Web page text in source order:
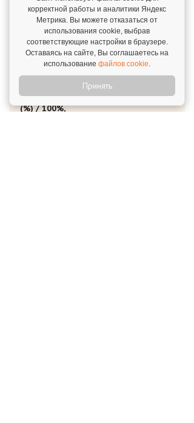
для понимания сути.
Основная формула расчета НДС выглядит
следующим образом:
⚠ Важно:
НДС = Налоговая база х Ставка НДС
(%) / 100%,
корректной работы и аналитики Яндекс
Метрика. Вы можете отказаться от
использования cookie, выбрав
соответствующие настройки в браузере.
Оставаясь на сайте, Вы соглашаетесь на
использование файлов cookie.
Принять